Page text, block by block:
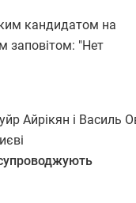
кандидатом на
заповітом: "Нет
Айрікян і Василь